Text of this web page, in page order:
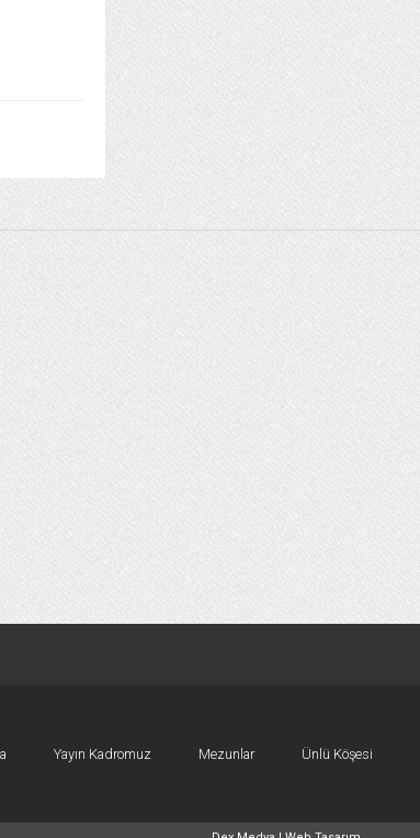
Yayın Kadromuz Mezunlar Ünlü Köşesi